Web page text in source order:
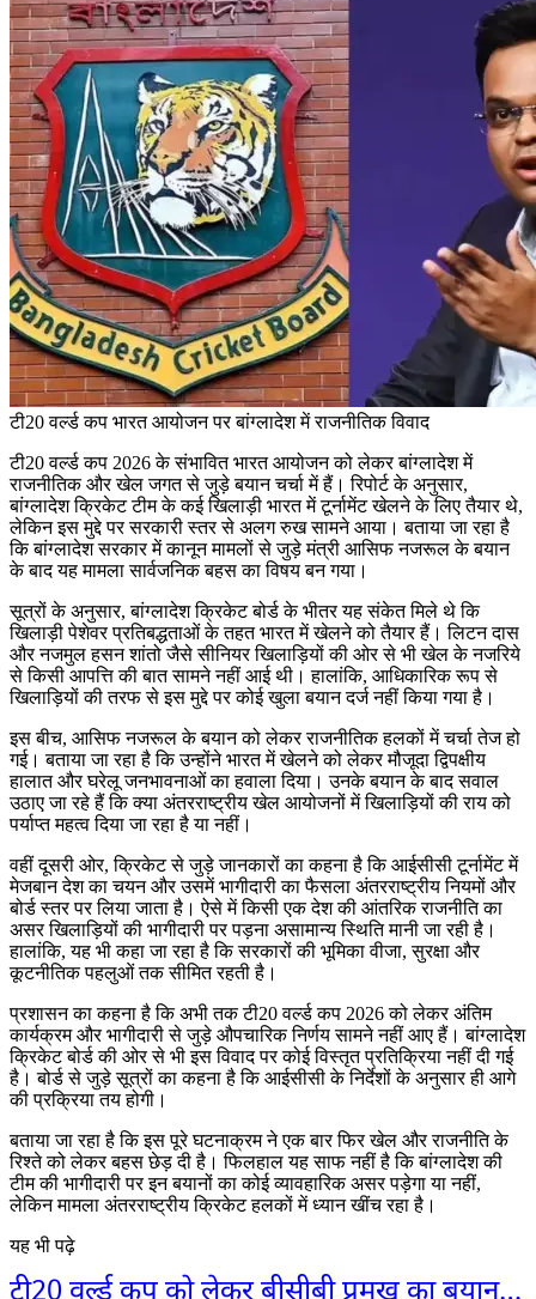
टी20 वर्ल्ड कप भारत आयोजन पर बांग्लादेश में राजनीतिक विवाद
टी20 वर्ल्ड कप 2026 के संभावित भारत आयोजन को लेकर बांग्लादेश में
राजनीतिक और खेल जगत से जुड़े बयान चर्चा में हैं। रिपोर्ट के अनुसार,
बांग्लादेश क्रिकेट टीम के कई खिलाड़ी भारत में टूर्नामेंट खेलने के लिए तैयार थे,
लेकिन इस मुद्दे पर सरकारी स्तर से अलग रुख सामने आया। बताया जा रहा है
कि बांग्लादेश सरकार में कानून मामलों से जुड़े मंत्री आसिफ नजरूल के बयान
के बाद यह मामला सार्वजनिक बहस का विषय बन गया।
सूत्रों के अनुसार, बांग्लादेश क्रिकेट बोर्ड के भीतर यह संकेत मिले थे कि
खिलाड़ी पेशेवर प्रतिबद्धताओं के तहत भारत में खेलने को तैयार हैं। लिटन दास
और नजमुल हसन शांतो जैसे सीनियर खिलाड़ियों की ओर से भी खेल के नजरिये
से किसी आपत्ति की बात सामने नहीं आई थी। हालांकि, आधिकारिक रूप से
खिलाड़ियों की तरफ से इस मुद्दे पर कोई खुला बयान दर्ज नहीं किया गया है।
इस बीच, आसिफ नजरूल के बयान को लेकर राजनीतिक हलकों में चर्चा तेज हो
गई। बताया जा रहा है कि उन्होंने भारत में खेलने को लेकर मौजूदा द्विपक्षीय
हालात और घरेलू जनभावनाओं का हवाला दिया। उनके बयान के बाद सवाल
उठाए जा रहे हैं कि क्या अंतरराष्ट्रीय खेल आयोजनों में खिलाड़ियों की राय को
पर्याप्त महत्व दिया जा रहा है या नहीं।
वहीं दूसरी ओर, क्रिकेट से जुड़े जानकारों का कहना है कि आईसीसी टूर्नामेंट में
मेजबान देश का चयन और उसमें भागीदारी का फैसला अंतरराष्ट्रीय नियमों और
बोर्ड स्तर पर लिया जाता है। ऐसे में किसी एक देश की आंतरिक राजनीति का
असर खिलाड़ियों की भागीदारी पर पड़ना असामान्य स्थिति मानी जा रही है।
हालांकि, यह भी कहा जा रहा है कि सरकारों की भूमिका वीजा, सुरक्षा और
कूटनीतिक पहलुओं तक सीमित रहती है।
प्रशासन का कहना है कि अभी तक टी20 वर्ल्ड कप 2026 को लेकर अंतिम
कार्यक्रम और भागीदारी से जुड़े औपचारिक निर्णय सामने नहीं आए हैं। बांग्लादेश
क्रिकेट बोर्ड की ओर से भी इस विवाद पर कोई विस्तृत प्रतिक्रिया नहीं दी गई
है। बोर्ड से जुड़े सूत्रों का कहना है कि आईसीसी के निर्देशों के अनुसार ही आगे
की प्रक्रिया तय होगी।
बताया जा रहा है कि इस पूरे घटनाक्रम ने एक बार फिर खेल और राजनीति के
रिश्ते को लेकर बहस छेड़ दी है। फिलहाल यह साफ नहीं है कि बांग्लादेश की
टीम की भागीदारी पर इन बयानों का कोई व्यावहारिक असर पड़ेगा या नहीं,
लेकिन मामला अंतरराष्ट्रीय क्रिकेट हलकों में ध्यान खींच रहा है।
यह भी पढ़े